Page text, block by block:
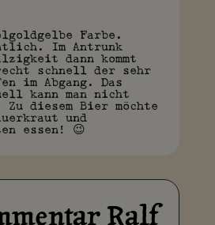
Farbe.
Im Antrunk
dann kommt
schnell der sehr
im Abgang. Das
kann man nicht
Zu diesem Bier möchte
und
essen! 😉
Ralf